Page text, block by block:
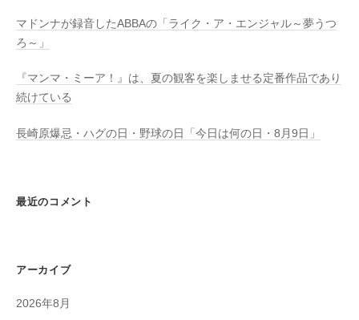
マドンナが録音したABBAの「ライク・ア・エンジャル～夢うつ
ろ～」
『マンマ・ミーア！』は、夏の観客を楽しませる定番作品であり
続けている
長崎原爆忌・ハグの日・野球の日「今日は何の日・8月9日」
最近のコメント
アーカイブ
2026年8月